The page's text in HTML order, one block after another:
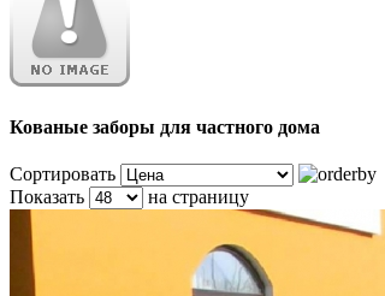
Кованые заборы для частного дома
Сортировать
Показать
на страницу